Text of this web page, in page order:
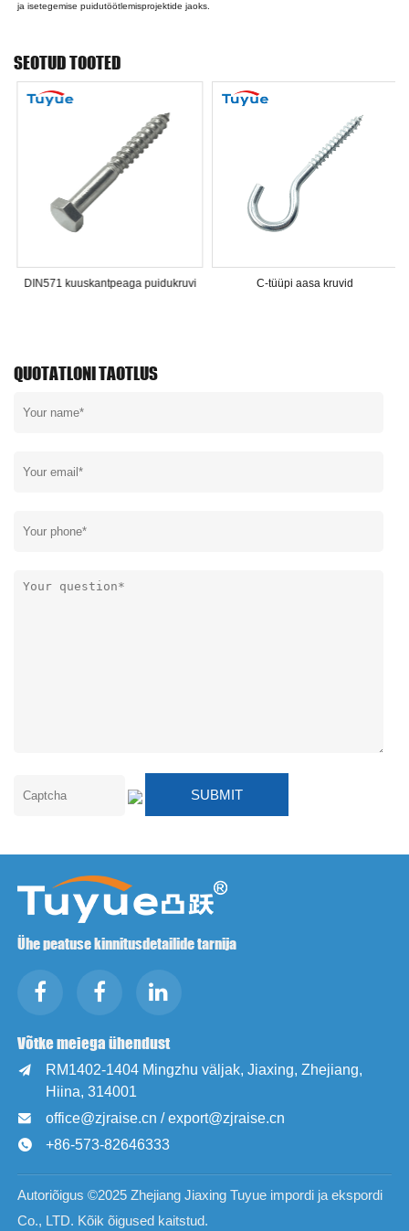
ja isetegemise puidutöötlemisprojektide jaoks.
SEOTUD TOOTED
DIN571 kuuskantpeaga puidukruvi C-tüüpi aasa kruvid
QUOTATLONI TAOTLUS
Ühe peatuse kinnitusdetailide tarnija
Võtke meiega ühendust

RM1402-1404 Mingzhu väljak, Jiaxing, Zhejiang,
Hiina, 314001
 office@zjraise.cn / export@zjraise.cn
 +86-573-82646333
Autoriõigus ©2025 Zhejiang Jiaxing Tuyue impordi ja ekspordi
Co., LTD. Kõik õigused kaitstud.